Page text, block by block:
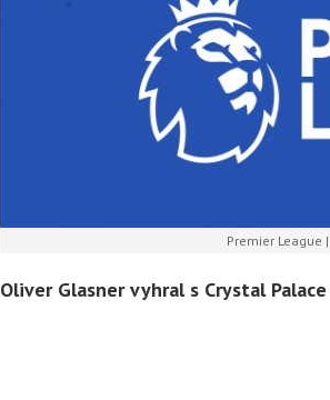
Premier League
Oliver Glasner vyhral s Crystal